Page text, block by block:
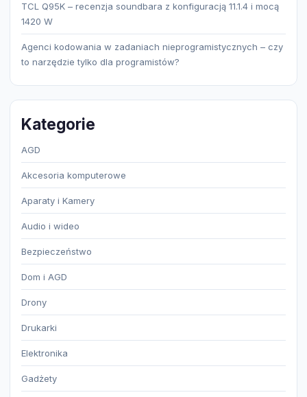
TCL Q95K – recenzja soundbara z konfiguracją 11.1.4 i mocą
1420 W
Agenci kodowania w zadaniach nieprogramistycznych – czy
to narzędzie tylko dla programistów?
Kategorie
AGD
Akcesoria komputerowe
Aparaty i Kamery
Audio i wideo
Bezpieczeństwo
Dom i AGD
Drony
Drukarki
Elektronika
Gadżety